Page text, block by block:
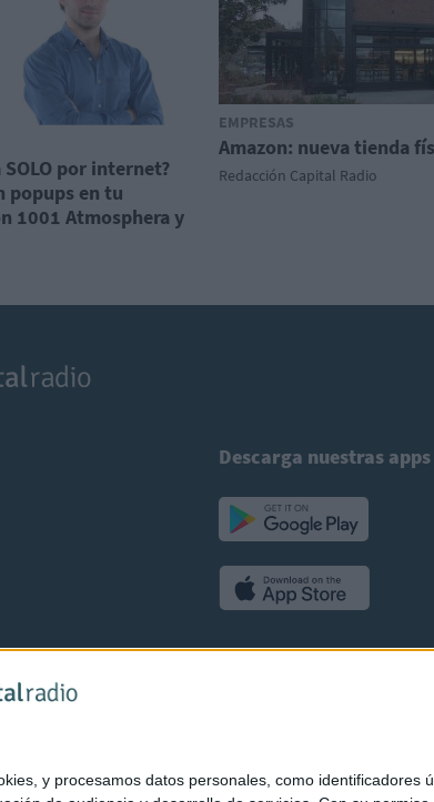
y procesamos datos personales, como identificadores
por internet?
popups en tu
1001 Atmosphera y
EMPRESAS
Amazon: nueva tienda
Redacción Capital Radio
Descarga nuestras apps